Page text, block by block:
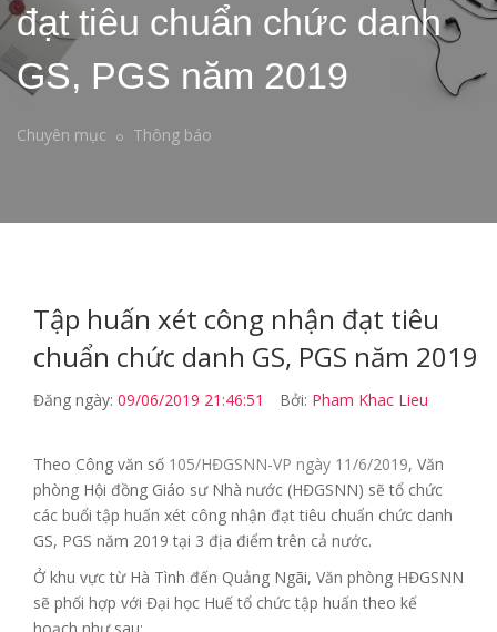
đạt tiêu chuẩn chức danh
GS, PGS năm 2019
Chuyên mục Thông báo
Tập huấn xét công nhận đạt tiêu
chuẩn chức danh GS, PGS năm 2019
Đăng ngày: 09/06/2019 21:46:51 Bởi: Pham Khac Lieu
Theo Công văn số 105/HĐGSNN-VP ngày 11/6/2019, Văn
phòng Hội đồng Giáo sư Nhà nước (HĐGSNN) sẽ tổ chức
các buổi tập huấn xét công nhận đạt tiêu chuẩn chức danh
GS, PGS năm 2019 tại 3 địa điểm trên cả nước.
Ở khu vực từ Hà Tình đến Quảng Ngãi, Văn phòng HĐGSNN
sẽ phối hợp với Đại học Huế tổ chức tập huấn theo kế